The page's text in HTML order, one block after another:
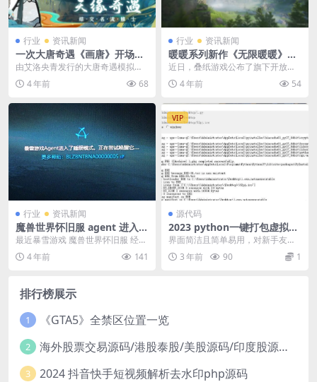
行业 资讯新闻
一次大唐奇遇《画唐》开场剧
情PV首曝！
由艾洛央青发行的大唐奇遇模拟经
营手游——《画唐》，开场剧情PV
今日首曝!游戏从河...
4 年前 68
行业 资讯新闻
暖暖系列新作《无限暖暖》PV
公布 开放世界的换装冒险
近日，叠纸游戏公布了旗下开放世
界游戏《无限暖暖》的首支游戏预
告片，官网同步上线，...
4 年前 54
行业 资讯新闻
魔兽世界怀旧服 agent 进入睡
眠模式 解决 19.10.13 更新
最近暴雪游戏 魔兽世界怀旧服 经常
登录出现问题 问题原因 经过排查 A
gent....
4 年前 141
VIP
源代码
2023 python一键打包虚拟环
境upx压缩
界面简洁且简单易用，对新手友
好。指定图标为可选项（可以不
选） # 使用 点击名称...
3 年前 90 1
排行榜展示
1 《GTA5》全禁区位置一览
2 海外股票交易源码/港股泰股/美股源码/印度股源码/马拉西亚股票源码/国际股票配资
3 2024 抖音快手短视频解析去水印php源码